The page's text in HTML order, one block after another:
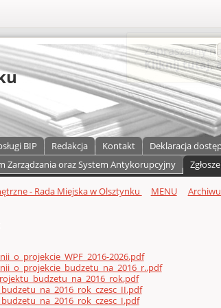
BIP Redakcja Kontakt Deklaracja
Zarządzania oraz System Antykorupcyjny
- Rada Miejska w Olsztynku MENU
2026.pdf